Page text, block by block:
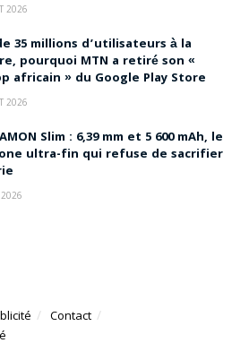
2026
35 millions d’utilisateurs à la
pourquoi MTN a retiré son «
africain » du Google Play Store
2026
Slim : 6,39 mm et 5 600 mAh, le
ultra-fin qui refuse de sacrifier
2026
Contact